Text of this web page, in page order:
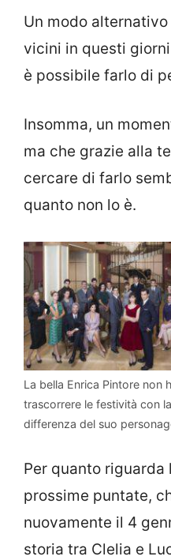
Un modo
vicini in questi
è possibile farlo di
Insomma, un
ma che grazie alla
cercare di farlo
quanto non lo è.
La bella Enrica Pintore non
trascorrere le festività con
differenza del suo
Per quanto
prossime puntate,
nuovamente il 4
storia tra Clelia e